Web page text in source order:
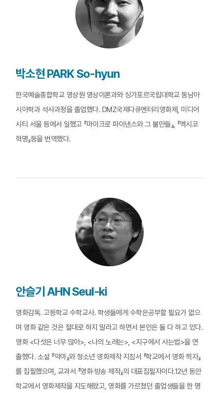
박소현 PARK So-hyun
한국예술종합학교 영상원 영상이론과와 싱가포르국립대학교 동남아
시아학과 석사과정을 졸업했다. DMZ국제다큐멘터리영화제, 미디어
시티 서울 등에서 일했고 『마이크로 파이낸스와 그 불만들』, 『멕시코
혁명』등을 번역했다.
안슬기 AHN Seul-ki
영화감독. 고등학교 수학교사. 학생들에게 수학은공부할 필요가 없으
며 영화 같은 것은 절대로 하지 말라고 하면서 본인은 둘 다 하고 있다.
영화 <다섯은 너무 많아>, <나의 노래는>, <지구에서 사는법>을 연
출했다. 소설 『악마』와 청소년 영화제작 지침서 『학교에서 영화 찍자』
를 집필했으며, 교과서 『영화·방송 제작』의 대표집필자이다.12년 동안
학교에서 영화제작을 지도해왔고, 영화를 가르쳤던 졸업생들을 한 명